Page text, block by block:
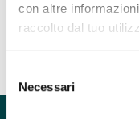
con altre
raccolto dal tuo
delNecessari
Esercita in